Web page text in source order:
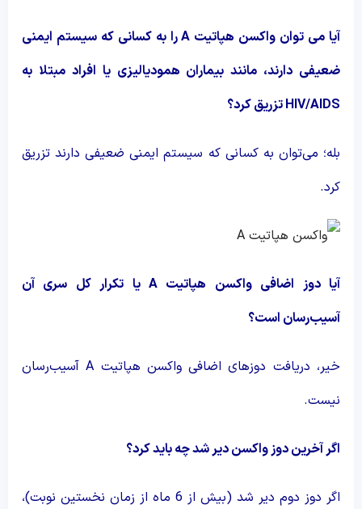
آیا می توان واکسن هپاتیت
را به کسانی که سیستم ایمنی
ضعیفی دارند، مانند بیماران همودیالیزی یا افراد مبتلا به
HIV/AIDSتزریق کرد؟
بله؛ می‌توان به کسانی که سیستم ایمنی ضعیفی دارند تزریق
کرد.
آیا دوز اضافی واکسن هپاتیت
یا تکرار کل سری آن
آسیب‌رسان است؟
خیر، دریافت دوزهای اضافی واکسن هپاتیت A آسیب‌رسان
نیست.
اگر آخرین دوز واکسن دیر شد چه باید کرد؟
اگر دوز دوم دیر شد (بیش از 6 ماه از زمان نخستین نوبت)،